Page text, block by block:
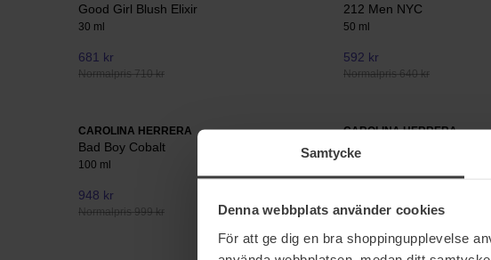
Samtycke
Denna webbplats använder cookies
För att ge dig en bra shoppingupplevelse
Good Girl Blush Elixir
30 ml
681 kr
Normalpris 710 kr
212 Men NYC
50 ml
592 kr
Normalpris 640 kr
CAROLINA HERRERA
Bad Boy Cobalt
100 ml
948 kr
Normalpris 999 kr
CAROLINA HERRERA
Very Good Girl Elixir
Normalpris 1 005 kr